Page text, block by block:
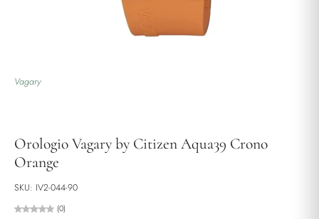
Vagary
Orologio Vagary by Citizen Aqua39 Crono
Orange
SKU: IV2-044-90
(0)